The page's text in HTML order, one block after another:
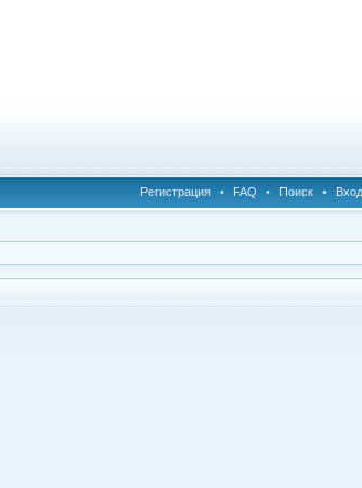
Регистрация • FAQ • Поиск • Вход